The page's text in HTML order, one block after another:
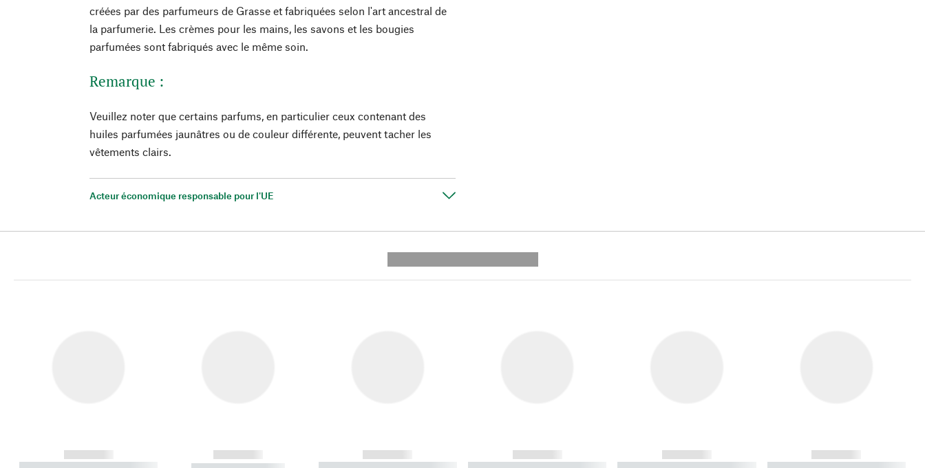
créées par des parfumeurs de Grasse et fabriquées selon l'art ancestral de
la parfumerie. Les crèmes pour les mains, les savons et les bougies
parfumées sont fabriqués avec le même soin.
Remarque :
Veuillez noter que certains parfums, en particulier ceux contenant des
huiles parfumées jaunâtres ou de couleur différente, peuvent tacher les
vêtements clairs.
Acteur économique responsable pour l'UE
------------
------------
------------
------------
------------
------------